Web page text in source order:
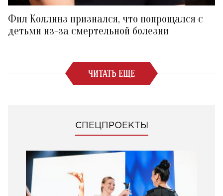
Фил Коллинз признался, что попрощался с
детьми из-за смертельной болезни
ЧИТАТЬ ЕЩЕ
СПЕЦПРОЕКТЫ